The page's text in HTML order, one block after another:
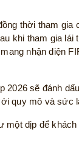
thời tham gia
khi tham gia
nhận diện
2026 sẽ đánh
quy mô và sức
dịp để